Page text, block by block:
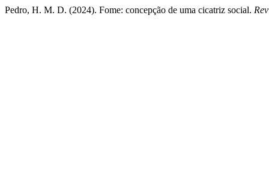
Pedro, H. M. D. (2024). Fome: concepção de uma cicatriz social.